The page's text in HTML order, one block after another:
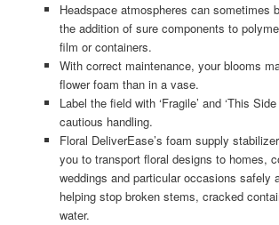
Headspace atmospheres can sometimes
the addition of sure components to
film or containers.
With correct maintenance, your blooms
flower foam than in a vase.
Label the field with ‘Fragile’ and ‘This
cautious handling.
Floral DeliverEase’s foam supply
you to transport floral designs to homes,
weddings and particular occasions safely
helping stop broken stems, cracked
water.